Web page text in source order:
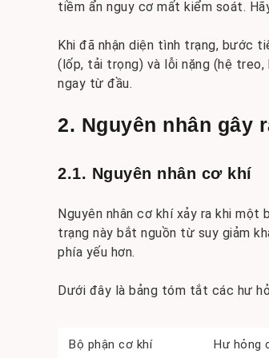
tiềm ẩn nguy cơ mất kiểm soát.
Khi đã nhận diện tình trạng, bước
(lốp, tải trọng) và lỗi nặng (hệ
ngay từ đầu.
2. Nguyên nhân gây
2.1. Nguyên nhân cơ khí
Nguyên nhân cơ khí xảy ra khi
trạng này bắt nguồn từ suy giảm
phía yếu hơn.
Dưới đây là bảng tóm tắt các hư
Bộ phận cơ khí Hư hỏng